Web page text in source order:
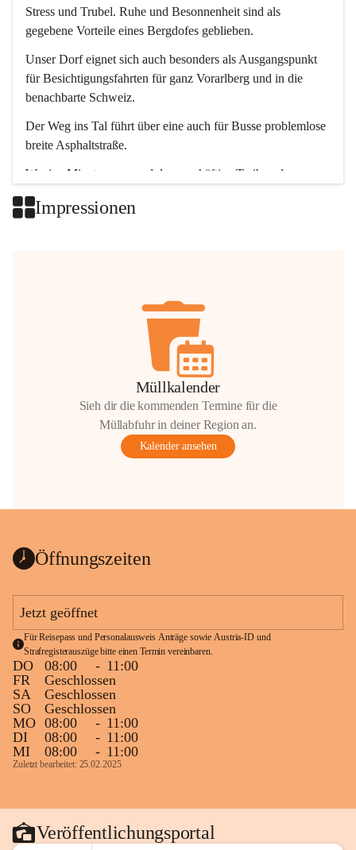
Stress und Trubel. Ruhe und Besonnenheit sind als
gegebene Vorteile eines Bergdofes geblieben.
Unser Dorf eignet sich auch besonders als Ausgangspunkt
für Besichtigungsfahrten für ganz Vorarlberg und in die
benachbarte Schweiz.
Der Weg ins Tal führt über eine auch für Busse problemlose
breite Asphaltstraße.
Wenige Minuten nur, und das geschäftige Treiben der
Impressionen
Müllkalender
Sieh dir die kommenden Termine für die
Müllabfuhr in deiner Region an.
Kalender ansehen
Öffnungszeiten
Jetzt geöffnet
Für Reisepass und Personalausweis Anträge sowie Austria-ID und
Strafregisterauszüge bitte einen Termin vereinbaren.
DO 08:00 - 11:00
FR
Geschlossen
SA
Geschlossen
SO
Geschlossen
MO 08:00 - 11:00
DI
08:00 - 11:00
MI
08:00 - 11:00
Zuletzt bearbeitet: 25.02.2025
Veröffentlichungsportal